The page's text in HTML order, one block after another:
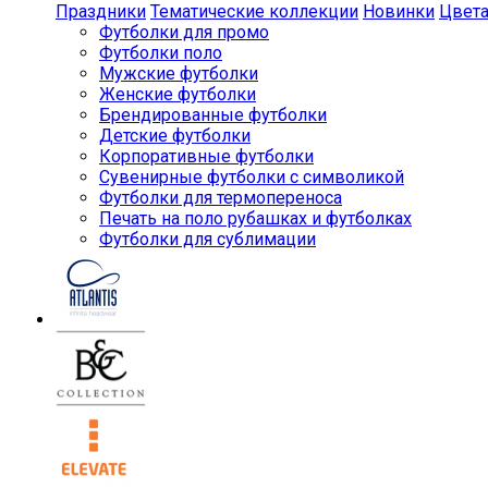
Праздники Тематические коллекции Новинки Цвета
Футболки для промо
Футболки поло
Мужские футболки
Женские футболки
Брендированные футболки
Детские футболки
Корпоративные футболки
Сувенирные футболки с символикой
Футболки для термопереноса
Печать на поло рубашках и футболках
Футболки для сублимации